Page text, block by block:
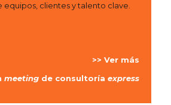
clientes y talento clave.
>> Ver más
meeting de consultoría express